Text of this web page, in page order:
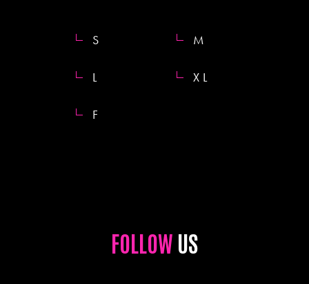
S M
L XL
F
FOLLOW US